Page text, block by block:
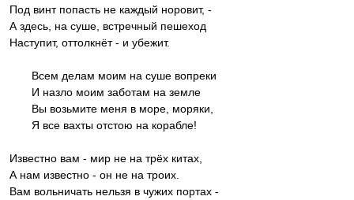
Под винт попасть не каждый норовит, -
А здесь, на суше, встречный пешеход
Наступит, оттолкнёт - и убежит.
Всем делам моим на суше вопреки
И назло моим заботам на земле
Вы возьмите меня в море, моряки,
Я все вахты отстою на корабле!
Известно вам - мир не на трёх китах,
А нам известно - он не на троих.
Вам вольничать нельзя в чужих портах -